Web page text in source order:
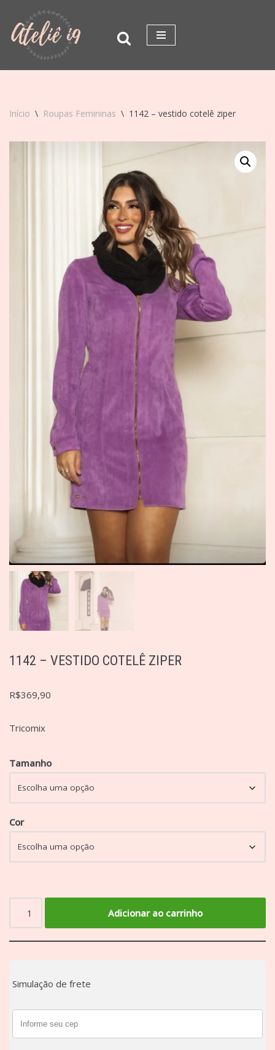
Pular
para
Início \ Roupas Femininas \ 1142 – vestido cotelê ziper
1142 – VESTIDO COTELÊ ZIPER
R$369,90
Tricomix
Tamanho
Cor
Adicionar ao carrinho
Simulação de frete